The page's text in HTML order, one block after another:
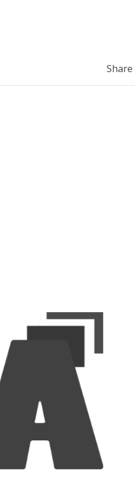
Share